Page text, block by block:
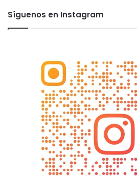
Síguenos en Instagram